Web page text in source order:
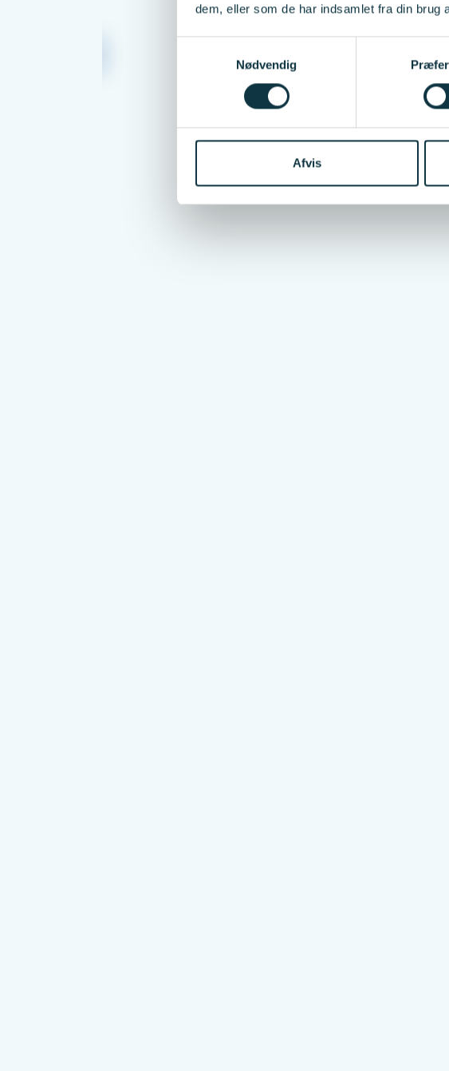
dem, eller som de har indsamlet fra din brug
Nødvendig
Afvis